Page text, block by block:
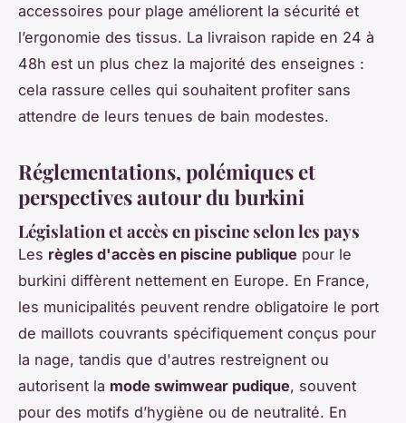
accessoires pour plage améliorent la sécurité et
l’ergonomie des tissus. La livraison rapide en 24 à
48h est un plus chez la majorité des enseignes :
cela rassure celles qui souhaitent profiter sans
attendre de leurs tenues de bain modestes.
Réglementations, polémiques et
perspectives autour du burkini
Législation et accès en piscine selon les pays
Les règles d'accès en piscine publique pour le
burkini diffèrent nettement en Europe. En France,
les municipalités peuvent rendre obligatoire le port
de maillots couvrants spécifiquement conçus pour
la nage, tandis que d'autres restreignent ou
autorisent la mode swimwear pudique, souvent
pour des motifs d’hygiène ou de neutralité. En